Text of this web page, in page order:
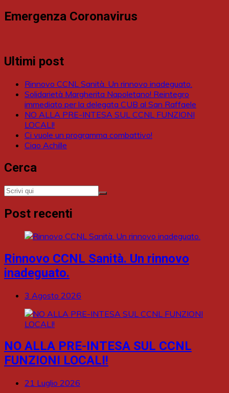
Emergenza Coronavirus
Ultimi post
Rinnovo CCNL Sanità. Un rinnovo inadeguato.
Solidarietà Margherita Napoletano! Reintegro
immediato per la delegata CUB al San Raffaele
NO ALLA PRE-INTESA SUL CCNL FUNZIONI
LOCALI!
Ci vuole un programma combattivo!
Ciao Achille
Cerca
Post recenti
Rinnovo CCNL Sanità. Un rinnovo
inadeguato.
3 Agosto 2026
NO ALLA PRE-INTESA SUL CCNL
FUNZIONI LOCALI!
21 Luglio 2026